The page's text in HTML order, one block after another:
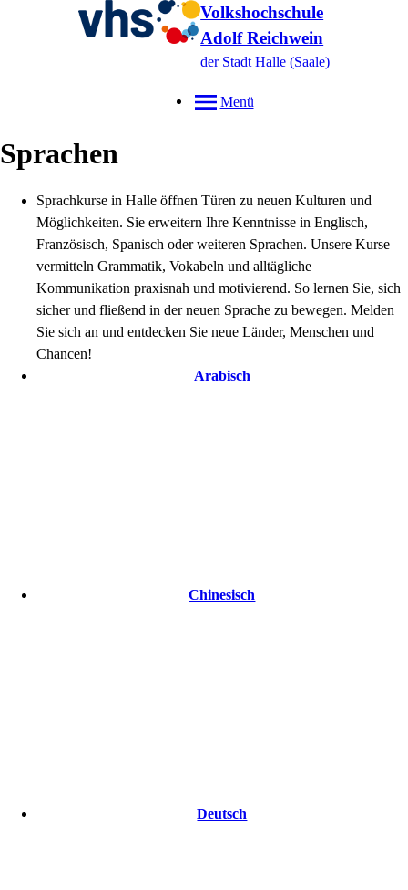
Volkshochschule
Adolf Reichwein
der Stadt Halle (Saale)
Menü
Sprachen
Sprachkurse in Halle öffnen Türen zu neuen Kulturen und
Möglichkeiten. Sie erweitern Ihre Kenntnisse in Englisch,
Französisch, Spanisch oder weiteren Sprachen. Unsere Kurse
vermitteln Grammatik, Vokabeln und alltägliche
Kommunikation praxisnah und motivierend. So lernen Sie, sich
sicher und fließend in der neuen Sprache zu bewegen. Melden
Sie sich an und entdecken Sie neue Länder, Menschen und
Chancen!
Arabisch
Chinesisch
Deutsch